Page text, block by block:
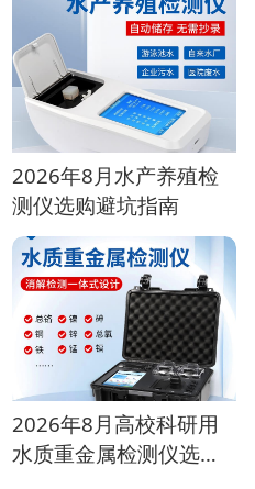
2026年8月水产养殖检
测仪选购避坑指南
2026年8月高校科研用
水质重金属检测仪选购